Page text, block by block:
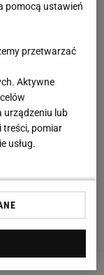
pomocą ustawień
przetwarzać
Aktywne
urządzeniu lub
treści, pomiar
usług.